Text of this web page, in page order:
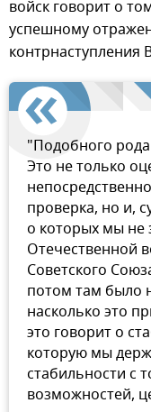
войск говорит о
успешному
контрнаступления
"Подобного
Это не только
проверка, но и,
о которых мы не
Отечественной
Советского
потом там было
насколько это
это говорит о
которую мы
стабильности с
возможностей,